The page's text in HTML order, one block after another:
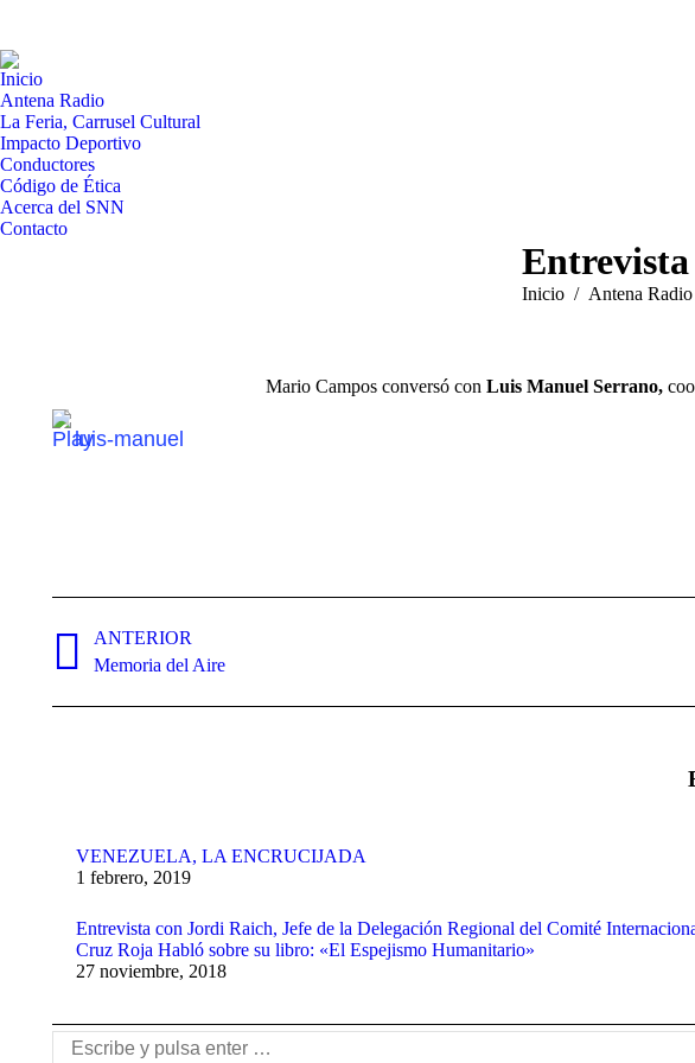
Inicio
Antena Radio
La Feria, Carrusel Cultural
Impacto Deportivo
Conductores
Código de Ética
Acerca del SNN
Contacto
Estás aquí:
Inicio Antena Radio
Mario Campos conversó con Luis Manuel Serrano,
luis-manuel
entre
publicaciones
ANTERIOR
Publicación
Memoria del Aire
VENEZUELA, LA ENCRUCIJADA
1 febrero, 2019
Entrevista con Jordi Raich, Jefe de la Delegación Regional del Comité
Cruz Roja Habló sobre su libro: «El Espejismo Humanitario»
27 noviembre, 2018
Buscar: